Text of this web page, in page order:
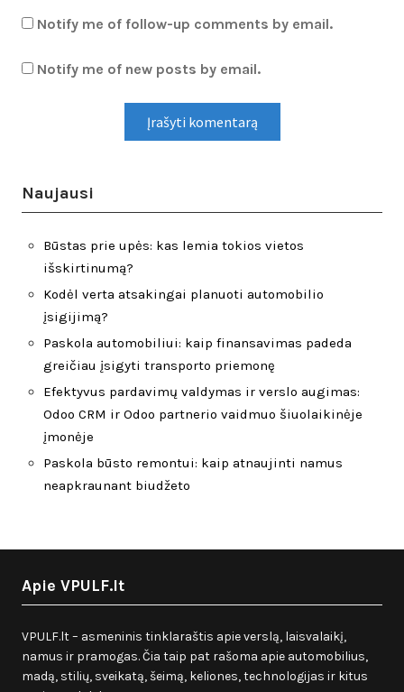
Notify me of follow-up comments by email.
Notify me of new posts by email.
Naujausi
Būstas prie upės: kas lemia tokios vietos
išskirtinumą?
Kodėl verta atsakingai planuoti automobilio
įsigijimą?
Paskola automobiliui: kaip finansavimas padeda
greičiau įsigyti transporto priemonę
Efektyvus pardavimų valdymas ir verslo augimas:
Odoo CRM ir Odoo partnerio vaidmuo šiuolaikinėje
įmonėje
Paskola būsto remontui: kaip atnaujinti namus
neapkraunant biudžeto
Apie VPULF.lt
VPULF.lt – asmeninis tinklaraštis apie verslą, laisvalaikį,
namus ir pramogas. Čia taip pat rašoma apie automobilius,
madą, stilių, sveikatą, šeimą, keliones, technologijas ir kitus